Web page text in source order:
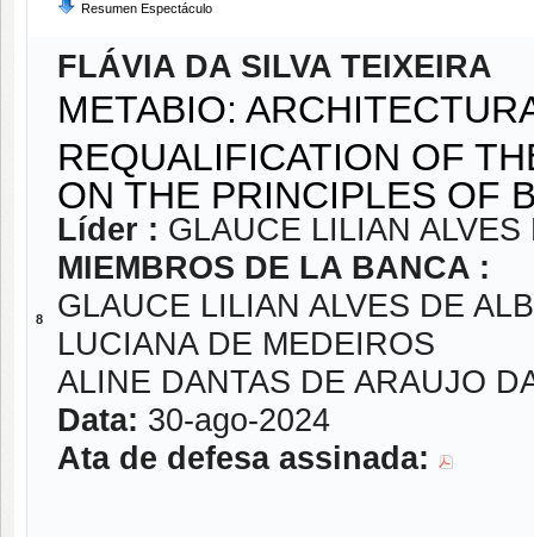
Resumen Espectáculo
8
FLÁVIA DA SILVA TEIXEIRA
METABIO:
REQUALIFICATION OF
ON THE PRINCIPLES OF
Líder : GLAUCE LILIAN
MIEMBROS DE LA BANCA :
GLAUCE LILIAN ALVES DE
LUCIANA DE MEDEIROS
ALINE DANTAS DE ARAUJO
Data: 30-ago-2024
Ata de defesa assinada: